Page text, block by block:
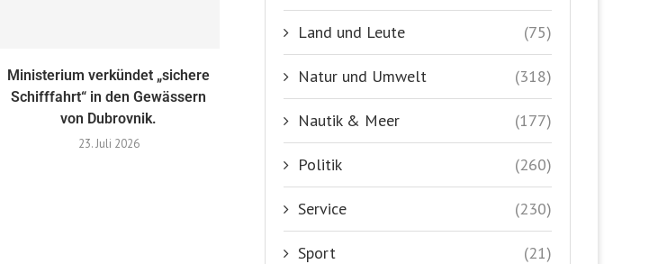
Ministerium verkündet „sichere
Schifffahrt“ in den Gewässern
von Dubrovnik.
23. Juli 2026
Land und Leute (75)
Natur und Umwelt (318)
Nautik & Meer (177)
Politik (260)
Service (230)
Sport (21)